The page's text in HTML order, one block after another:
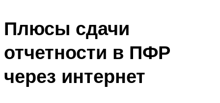
Плюсы сдачи
отчетности в ПФР
через интернет